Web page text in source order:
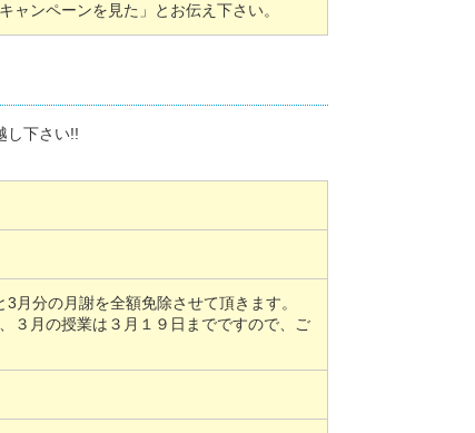
ャンペーンを見た」とお伝え下さい。
し下さい!!
月分の月謝を全額免除させて頂きます。
３月の授業は３月１９日までですので、ご